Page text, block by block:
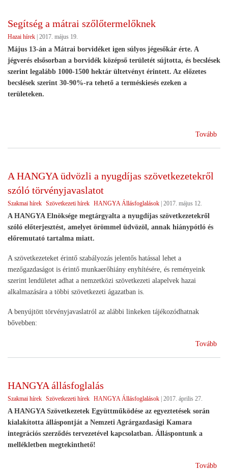
Segítség a mátrai szőlőtermelőknek
Hazai hírek | 2017. május 19.
Május 13-án a Mátrai borvidéket igen súlyos jégesőkár érte. A
jégverés elsősorban a borvidék középső területét sújtotta, és becslések
szerint legalább 1000-1500 hektár ültetvényt érintett. Az előzetes
becslések szerint 30-90%-ra tehető a terméskiesés ezeken a
területeken.
Tovább
A HANGYA üdvözli a nyugdíjas szövetkezetekről
szóló törvényjavaslatot
Szakmai hírek Szövetkezeti hírek HANGYA Állásfoglalások 2017. május 12.
A HANGYA Elnöksége megtárgyalta a nyugdíjas szövetkezetekről
szóló előterjesztést, amelyet örömmel üdvözöl, annak hiánypótló és
előremutató tartalma miatt.
A szövetkezeteket érintő szabályozás jelentős hatással lehet a
mezőgazdaságot is érintő munkaerőhiány enyhítésére, és reményeink
szerint lendületet adhat a nemzetközi szövetkezeti alapelvek hazai
alkalmazására a többi szövetkezeti ágazatban is.
A benyújtött törvényjavaslatról az alábbi linkeken tájékozódhatnak
bővebben:
Tovább
HANGYA állásfoglalás
Szakmai hírek Szövetkezeti hírek HANGYA Állásfoglalások | 2017. április 27.
A HANGYA Szövetkezetek Együttműködése az egyeztetések során
kialakította álláspontját a Nemzeti Agrárgazdasági Kamara
integrációs szerződés tervezetével kapcsolatban. Álláspontunk a
mellékletben megtekinthető!
Tovább